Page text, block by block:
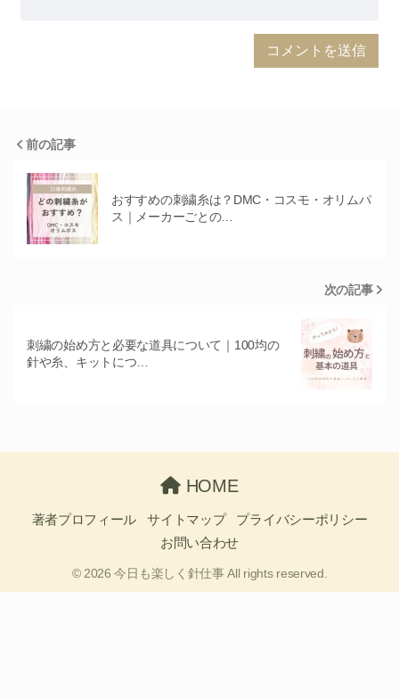
前の記事
おすすめの刺繍糸は？DMC・コスモ・オリムパ
ス｜メーカーごとの…
次の記事
刺繍の始め方と必要な道具について｜100均の
針や糸、キットにつ…
HOME
著者プロフィール サイトマップ
プライバシーポリシー
お問い合わせ
© 2026 今日も楽しく針仕事 All rights reserved.